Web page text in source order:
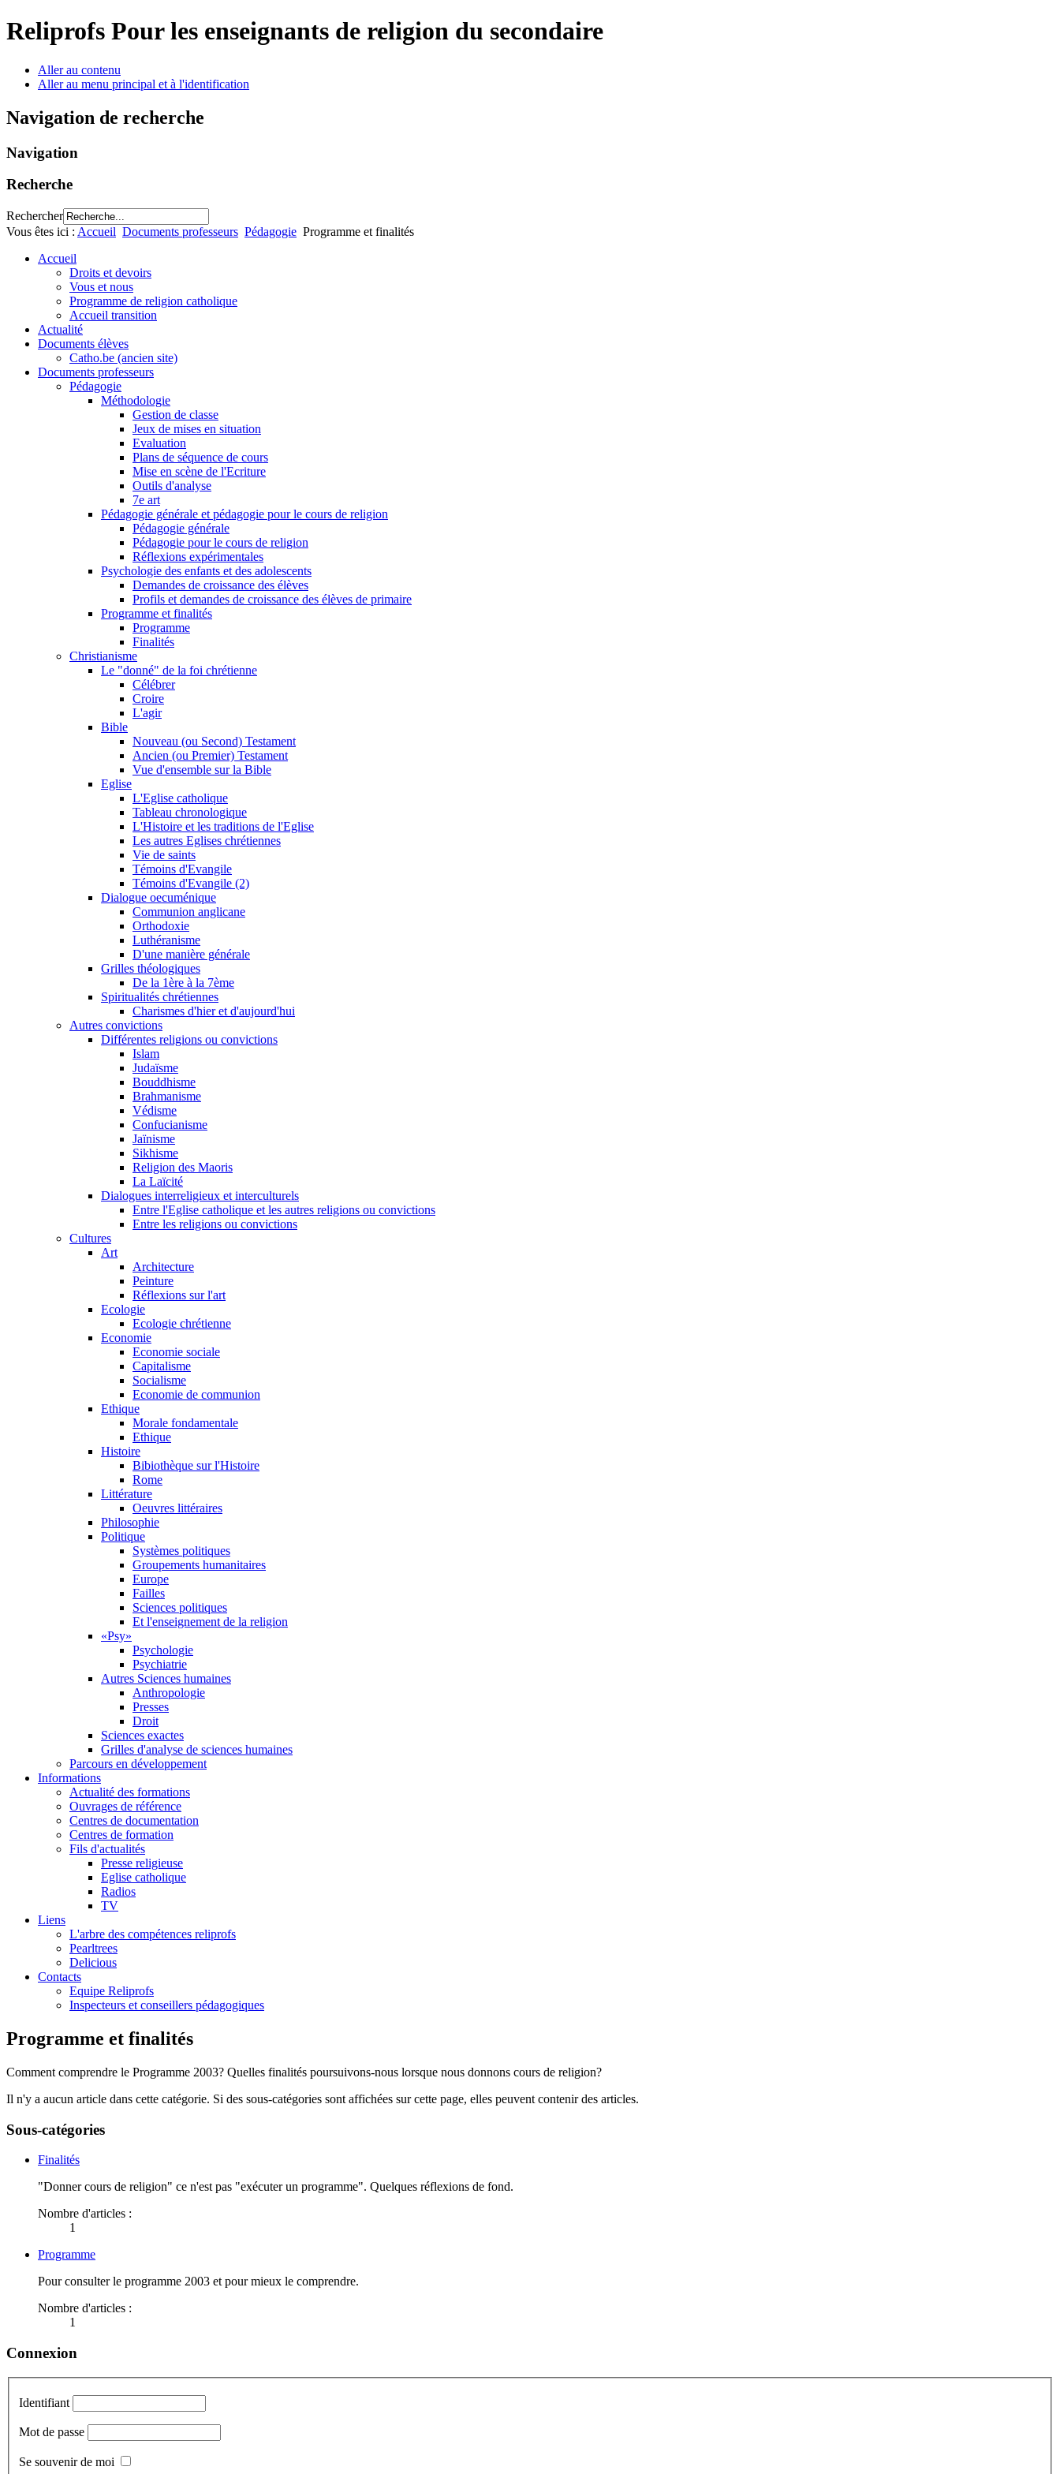
Reliprofs Pour les enseignants de religion du secondaire
Aller au contenu
Aller au menu principal et à l'identification
Navigation de recherche
Navigation
Recherche
Rechercher
Vous êtes ici : Accueil Documents professeurs Pédagogie Programme et finalités
Accueil
Droits et devoirs
Vous et nous
Programme de religion catholique
Accueil transition
Actualité
Documents élèves
Catho.be (ancien site)
Documents professeurs
Pédagogie
Méthodologie
Gestion de classe
Jeux de mises en situation
Evaluation
Plans de séquence de cours
Mise en scène de l'Ecriture
Outils d'analyse
7e art
Pédagogie générale et pédagogie pour le cours de religion
Pédagogie générale
Pédagogie pour le cours de religion
Réflexions expérimentales
Psychologie des enfants et des adolescents
Demandes de croissance des élèves
Profils et demandes de croissance des élèves de primaire
Programme et finalités
Programme
Finalités
Christianisme
Le "donné" de la foi chrétienne
Célébrer
Croire
L'agir
Bible
Nouveau (ou Second) Testament
Ancien (ou Premier) Testament
Vue d'ensemble sur la Bible
Eglise
L'Eglise catholique
Tableau chronologique
L'Histoire et les traditions de l'Eglise
Les autres Eglises chrétiennes
Vie de saints
Témoins d'Evangile
Témoins d'Evangile (2)
Dialogue oecuménique
Communion anglicane
Orthodoxie
Luthéranisme
D'une manière générale
Grilles théologiques
De la 1ère à la 7ème
Spiritualités chrétiennes
Charismes d'hier et d'aujourd'hui
Autres convictions
Différentes religions ou convictions
Islam
Judaïsme
Bouddhisme
Brahmanisme
Védisme
Confucianisme
Jaïnisme
Sikhisme
Religion des Maoris
La Laïcité
Dialogues interreligieux et interculturels
Entre l'Eglise catholique et les autres religions ou convictions
Entre les religions ou convictions
Cultures
Art
Architecture
Peinture
Réflexions sur l'art
Ecologie
Ecologie chrétienne
Economie
Economie sociale
Capitalisme
Socialisme
Economie de communion
Ethique
Morale fondamentale
Ethique
Histoire
Bibiothèque sur l'Histoire
Rome
Littérature
Oeuvres littéraires
Philosophie
Politique
Systèmes politiques
Groupements humanitaires
Europe
Failles
Sciences politiques
Et l'enseignement de la religion
«Psy»
Psychologie
Psychiatrie
Autres Sciences humaines
Anthropologie
Presses
Droit
Sciences exactes
Grilles d'analyse de sciences humaines
Parcours en développement
Informations
Actualité des formations
Ouvrages de référence
Centres de documentation
Centres de formation
Fils d'actualités
Presse religieuse
Eglise catholique
Radios
TV
Liens
L'arbre des compétences reliprofs
Pearltrees
Delicious
Contacts
Equipe Reliprofs
Inspecteurs et conseillers pédagogiques
Programme et finalités
Comment comprendre le Programme 2003? Quelles finalités poursuivons-nous lorsque nous donnons cours de religion?
Il n'y a aucun article dans cette catégorie. Si des sous-catégories sont affichées sur cette page, elles peuvent contenir des articles.
Sous-catégories
Finalités
"Donner cours de religion" ce n'est pas "exécuter un programme". Quelques réflexions de fond.
Nombre d'articles :
1
Programme
Pour consulter le programme 2003 et pour mieux le comprendre.
Nombre d'articles :
1
Connexion
Identifiant
Mot de passe
Se souvenir de moi